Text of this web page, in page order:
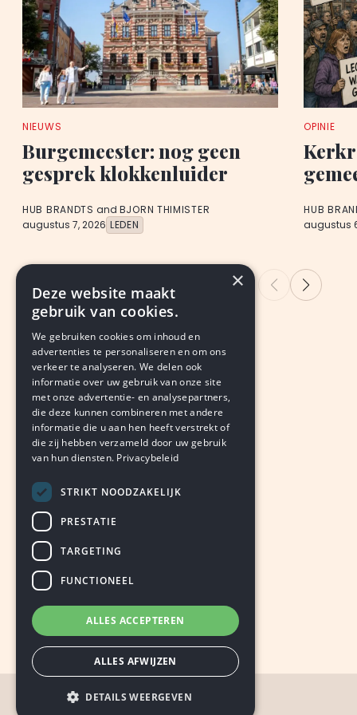
NIEUWS
Burgemeester: nog geen
gesprek klokkenluider
HUB BRANDTS and BJORN THIMISTER
augustus 7, 2026 LEDEN
OPINIE
HUB
augustus
MEER BERICHTEN
×
Deze website maakt
gebruik van cookies.
We gebruiken cookies om inhoud en
advertenties te personaliseren en om ons
verkeer te analyseren. We delen ook
informatie over uw gebruik van onze site
met onze advertentie- en analysepartners,
die deze kunnen combineren met andere
informatie die u aan hen heeft verstrekt of
die zij hebben verzameld door uw gebruik
van hun diensten. Privacybeleid
STRIKT NOODZAKELIJK
PRESTATIE
TARGETING
FUNCTIONEEL
ALLES ACCEPTEREN
ALLES AFWIJZEN
DETAILS WEERGEVEN